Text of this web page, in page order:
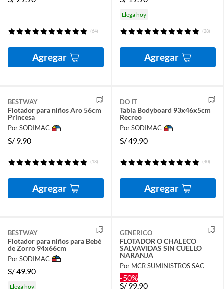
(64)
Agregar
Llega hoy
(28)
Agregar
BESTWAY
Flotador para niños Aro 56cm
Princesa
Por SODIMAC
S/ 9.90
(18)
Agregar
DO IT
Tabla Bodyboard 93x46x5cm
Recreo
Por SODIMAC
S/49.90
(40)
Agregar
BESTWAY
Flotador para niños para Bebé
de Zorro 94x66cm
Por SODIMAC
S/49.90
Llega hoy
GENERICO
FLOTADOR O CHALECO
SALVAVIDAS SIN CUELLO
NARANJA
Por MCR SUMINISTROS SAC
-50%
S/99.90